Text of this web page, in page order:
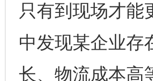
只有到现场才能
中发现某企业存
长、物流成本高